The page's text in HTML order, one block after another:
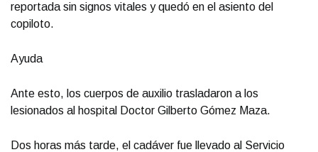
reportada sin signos vitales y quedó en el asiento del
copiloto.
Ayuda
Ante esto, los cuerpos de auxilio trasladaron a los
lesionados al hospital Doctor Gilberto Gómez Maza.
Dos horas más tarde, el cadáver fue llevado al Servicio